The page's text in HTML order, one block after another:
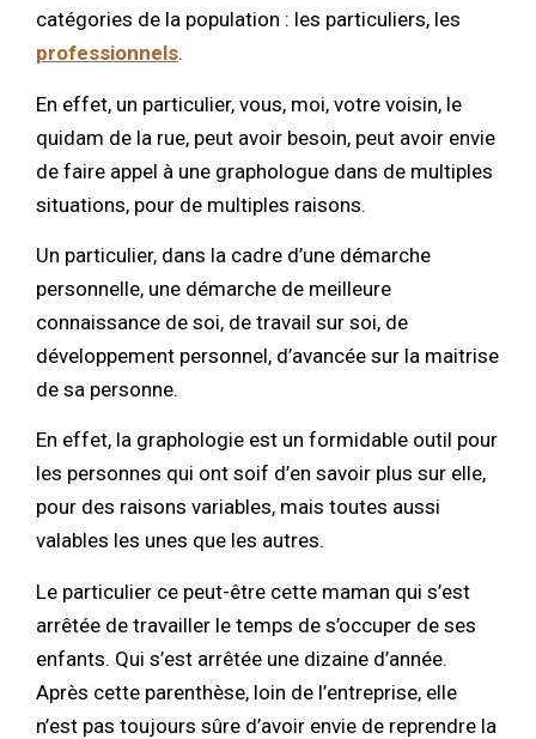
catégories de la population : les particuliers, les
professionnels.
En effet, un particulier, vous, moi, votre voisin, le
quidam de la rue, peut avoir besoin, peut avoir envie
de faire appel à une graphologue dans de multiples
situations, pour de multiples raisons.
Un particulier, dans la cadre d’une démarche
personnelle, une démarche de meilleure
connaissance de soi, de travail sur soi, de
développement personnel, d’avancée sur la maitrise
de sa personne.
En effet, la graphologie est un formidable outil pour
les personnes qui ont soif d’en savoir plus sur elle,
pour des raisons variables, mais toutes aussi
valables les unes que les autres.
Le particulier ce peut-être cette maman qui s’est
arrêtée de travailler le temps de s’occuper de ses
enfants. Qui s’est arrêtée une dizaine d’année.
Après cette parenthèse, loin de l’entreprise, elle
n’est pas toujours sûre d’avoir envie de reprendre la